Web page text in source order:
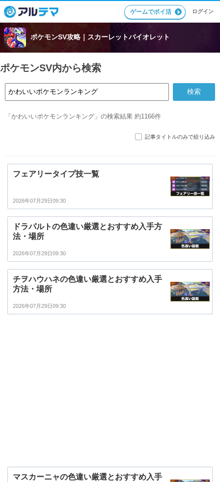
ゲームでポイ活 ログイン
ポケモンSV攻略｜スカーレットバイオレット
ポケモンSV内から検索
「かわいいポケモンランキング」の検索結果 約1166件
記事タイトルのみで絞り込み
フェアリータイプ技一覧
2026年07月29日09:30
ドラパルトの色違い厳選とおすすめ入手方
法・場所
2026年07月29日09:30
チヲハウハネの色違い厳選とおすすめ入手
方法・場所
2026年07月29日09:30
マスカーニャの色違い厳選とおすすめ入手